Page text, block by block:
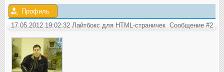
Профиль
17.05.2012 19:02:32 Лайтбокс для HTML-страничек Сообщение #2